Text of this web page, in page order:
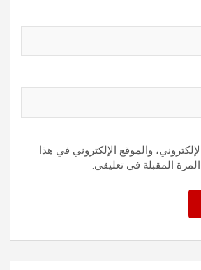
والموقع الإلكتروني في هذا
المقبلة في تعليقي.